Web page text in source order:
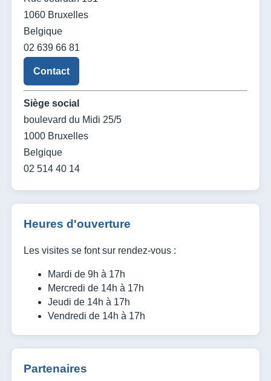
1060 Bruxelles
Belgique
02 639 66 81
Contact
Siège social
boulevard du Midi 25/5
1000 Bruxelles
Belgique
02 514 40 14
Heures d'ouverture
Les visites se font sur rendez-vous :
Mardi de 9h à 17h
Mercredi de 14h à 17h
Jeudi de 14h à 17h
Vendredi de 14h à 17h
Partenaires